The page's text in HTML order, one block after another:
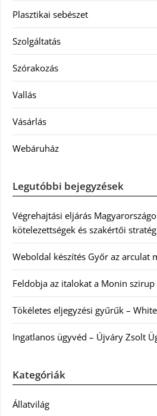
Plasztikai sebészet
Szolgáltatás
Szórakozás
Vallás
Vásárlás
Webáruház
Legutóbbi bejegyzések
Végrehajtási eljárás
kötelezettségek és szakértői
Weboldal készítés Győr az arculat
Feldobja az italokat a Monin szirup
Tökéletes eljegyzési gyűrűk –
Ingatlanos ügyvéd – Újváry Zsolt
Kategóriák
Állatvilág